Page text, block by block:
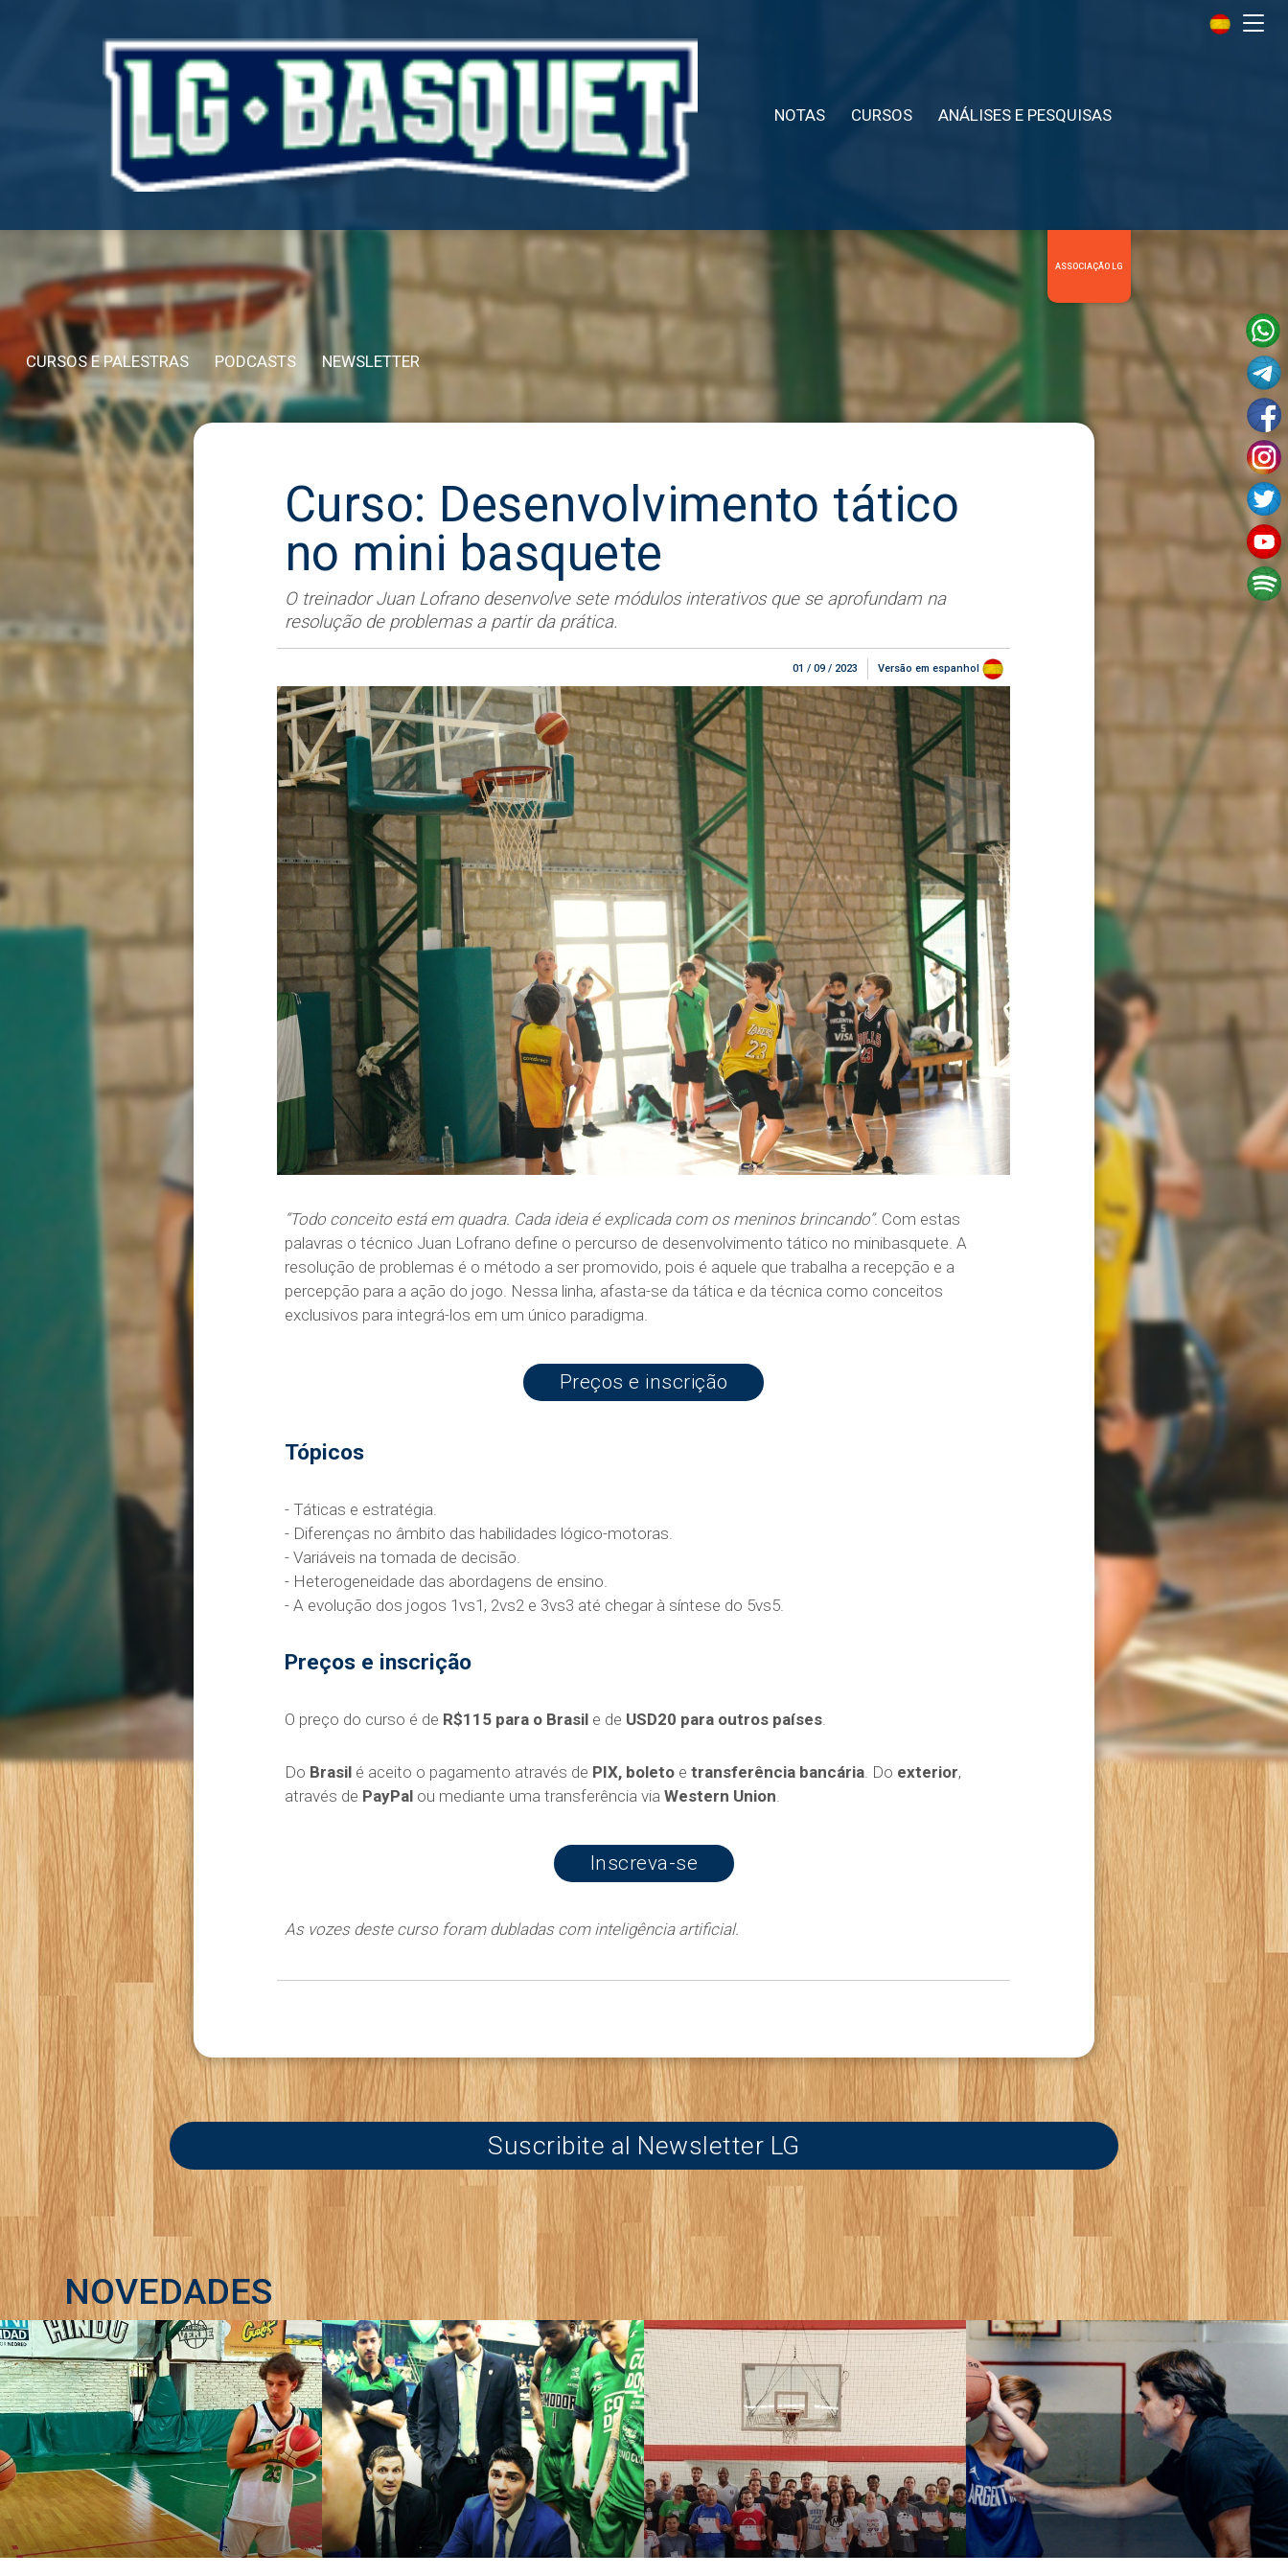
ASSOCIAÇÃO LG
NOTAS CURSOS ANÁLISES E PESQUISAS
CURSOS E PALESTRAS PODCASTS NEWSLETTER
Curso: Desenvolvimento tático
no mini basquete
O treinador Juan Lofrano desenvolve sete módulos interativos que se aprofundam na
resolução de problemas a partir da prática.
01 / 09 / 2023 Versão em espanhol
“Todo conceito está em quadra. Cada ideia é explicada com os meninos brincando”. Com estas
palavras o técnico Juan Lofrano define o percurso de desenvolvimento tático no minibasquete. A
resolução de problemas é o método a ser promovido, pois é aquele que trabalha a recepção e a
percepção para a ação do jogo. Nessa linha, afasta-se da tática e da técnica como conceitos
exclusivos para integrá-los em um único paradigma.
Preços e inscrição
Tópicos
- Táticas e estratégia.
- Diferenças no âmbito das habilidades lógico-motoras.
- Variáveis ​​na tomada de decisão.
- Heterogeneidade das abordagens de ensino.
- A evolução dos jogos 1vs1, 2vs2 e 3vs3 até chegar à síntese do 5vs5.
Preços e inscrição
O preço do curso é de R$115 para o Brasile de USD20 para outros países.
Do Brasilé aceito o pagamento através de PIX, boletoe transferência bancária. Do exterior,
através de PayPalou mediante uma transferência via Western Union.
Inscreva-se
As vozes deste curso foram dubladas com inteligência artificial.
Suscribite al Newsletter LG
NOVEDADES